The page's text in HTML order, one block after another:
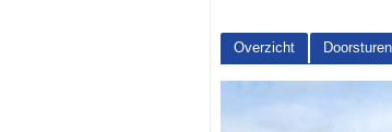
Overzicht Doorsturen